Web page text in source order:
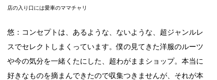
店の入り口には愛車のママチャリ
悠：コンセプトは、あるような、ないような、超ジャンルレ
スでセレクトしまくっています。僕の見てきた洋服のルーツ
や今の気分を一緒くたにした、超わがままショップ。本当に
好きなものを摘まんできたので収集つきませんが、それが本